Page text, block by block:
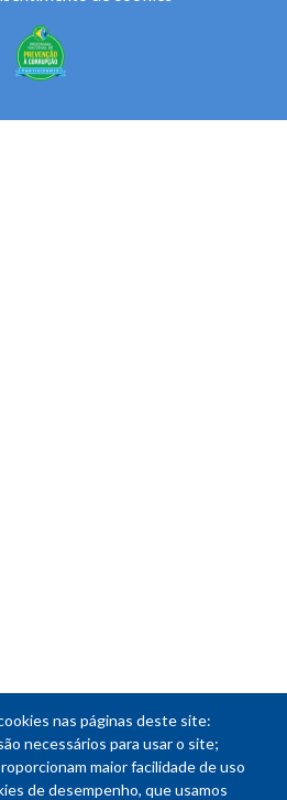
nas páginas deste site:
necessários para usar o site;
maior facilidade de uso
de desempenho, que usamos